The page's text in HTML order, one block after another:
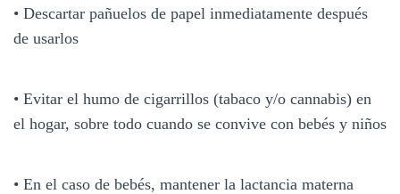
• Descartar pañuelos de papel inmediatamente después
de usarlos
• Evitar el humo de cigarrillos (tabaco y/o cannabis) en
el hogar, sobre todo cuando se convive con bebés y niños
• En el caso de bebés, mantener la lactancia materna